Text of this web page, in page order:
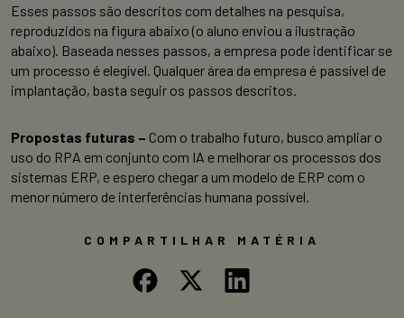
Esses passos são descritos com detalhes na pesquisa,
reproduzidos na figura abaixo (o aluno enviou a ilustração
abaixo). Baseada nesses passos, a empresa pode identificar se
um processo é elegível. Qualquer área da empresa é passível de
implantação, basta seguir os passos descritos.
Propostas futuras – Com o trabalho futuro, busco ampliar o
uso do RPA em conjunto com IA e melhorar os processos dos
sistemas ERP, e espero chegar a um modelo de ERP com o
menor número de interferências humana possível.
COMPARTILHAR MATÉRIA